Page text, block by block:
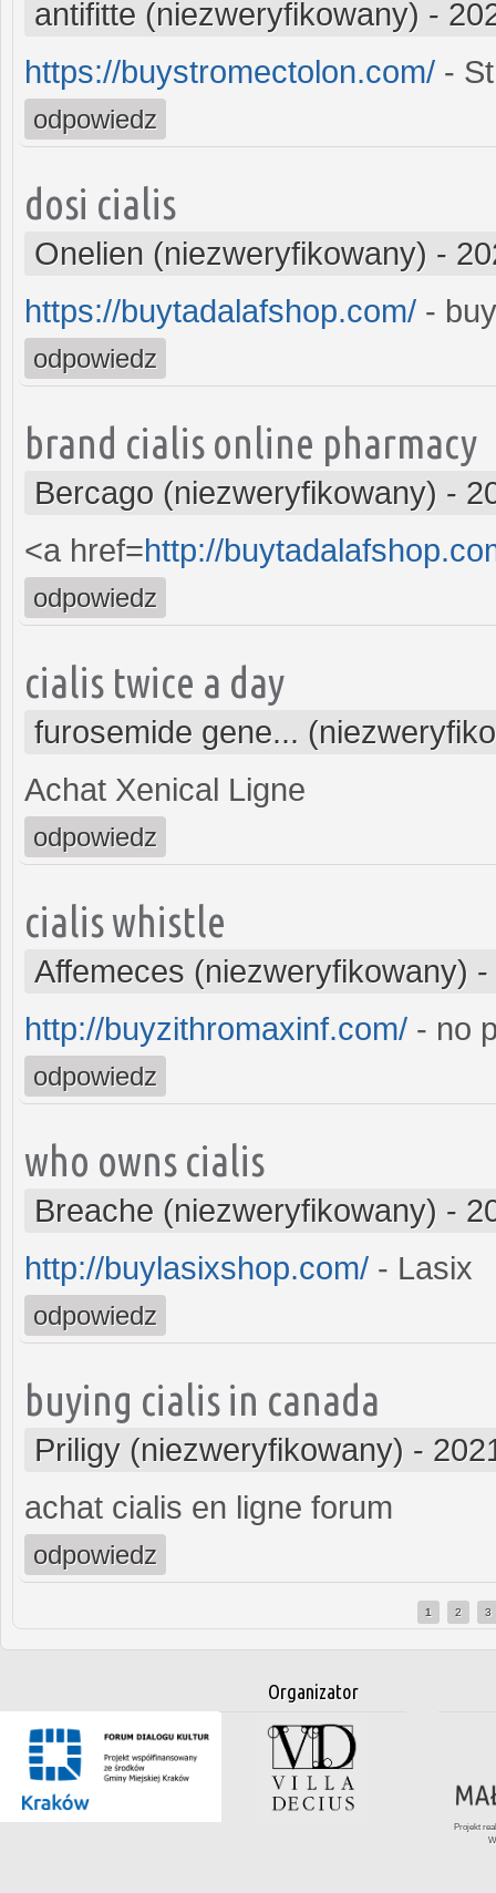
antifitte (niezweryfikowany) -
https://buystromectolon.com/ -
odpowiedz
dosi cialis
Onelien (niezweryfikowany) -
https://buytadalafshop.com/ -
odpowiedz
brand cialis online pharmacy
Bercago (niezweryfikowany) -
<a href=http://
odpowiedz
cialis twice a day
furosemide gene...
Achat Xenical Ligne
odpowiedz
cialis whistle
Affemeces (niezweryfikowany) -
http://buyzithromaxinf.com/ - no
odpowiedz
who owns cialis
Breache (niezweryfikowany) -
http://buylasixshop.com/ - Lasix
odpowiedz
buying cialis in canada
Priligy (niezweryfikowany) -
achat cialis en ligne forum
odpowiedz
1 2 3
Organizator
Projekt